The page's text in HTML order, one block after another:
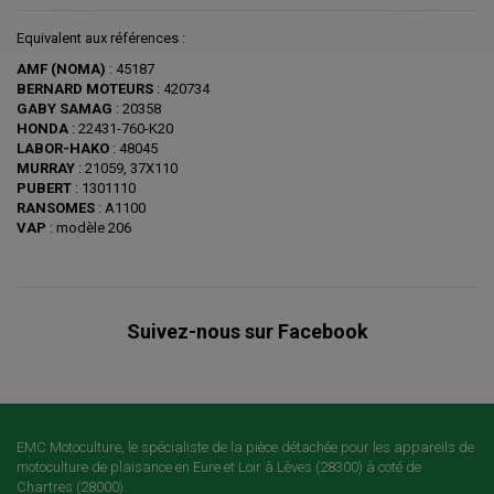
Equivalent aux références :
AMF (NOMA) : 45187
BERNARD MOTEURS : 420734
GABY SAMAG : 20358
HONDA : 22431-760-K20
LABOR-HAKO : 48045
MURRAY : 21059, 37X110
PUBERT : 1301110
RANSOMES : A1100
VAP : modèle 206
Suivez-nous sur Facebook
EMC Motoculture, le spécialiste de la pièce détachée pour les appareils de
motoculture de plaisance en Eure et Loir à Lèves (28300) à coté de
Chartres (28000).